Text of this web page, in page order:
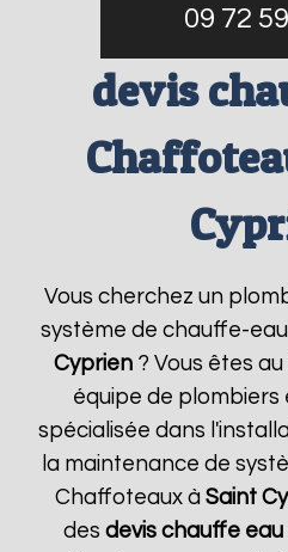
09 72
devis
Vous cherchez un
système de chauffe-
Cyprien ? Vous êtes
équipe de
spécialisée dans
la maintenance de
Chaffoteaux à Saint
des devis chauffe